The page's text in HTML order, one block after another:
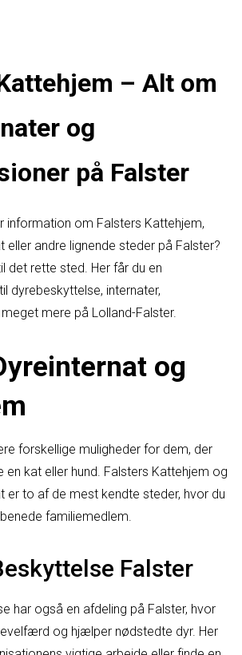
– Alt om
og
på Falster
information om Falsters Kattehjem,
eller andre lignende steder på Falster?
det rette sted. Her får du en
dyrebeskyttelse, internater,
mere på Lolland-Falster.
og
forskellige muligheder for dem, der
en kat eller hund. Falsters Kattehjem og
er to af de mest kendte steder, hvor du
familiemedlem.
Falster
har også en afdeling på Falster, hvor
og hjælper nødstedte dyr. Her